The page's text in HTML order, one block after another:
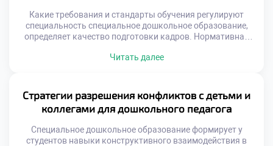
Какие требования и стандарты обучения регулируют
специальность специальное дошкольное образование,
определяет качество подготовки кадров. Нормативная
пространства. Государство устанавливает четкие рамки
защищает интересы студентов и работодателей. Это
фундамент доверия к системе среднего
профессионального образования. Документы
федерального уровня задают общий вектор развития. […]
Читать далее
Стратегии разрешения конфликтов с детьми и
коллегами для дошкольного педагога
Специальное дошкольное образование формирует у
студентов навыки конструктивного взаимодействия в